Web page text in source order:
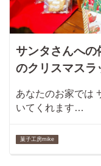
サンタさんへの
のクリスマスラ
あなたのお家では
いてくれます…
菓子工房mike